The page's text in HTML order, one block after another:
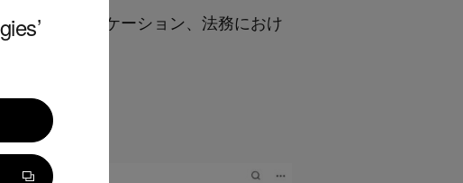
なコミュニケーション、法務におけ